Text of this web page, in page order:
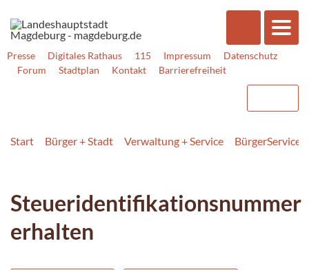
Presse Digitales Rathaus 115 Impressum
Datenschutz
Forum
Stadtplan Kontakt Barrierefreiheit
Start Bürger + Stadt Verwaltung + Service BürgerService
Steueridentifikationsnummer
erhalten